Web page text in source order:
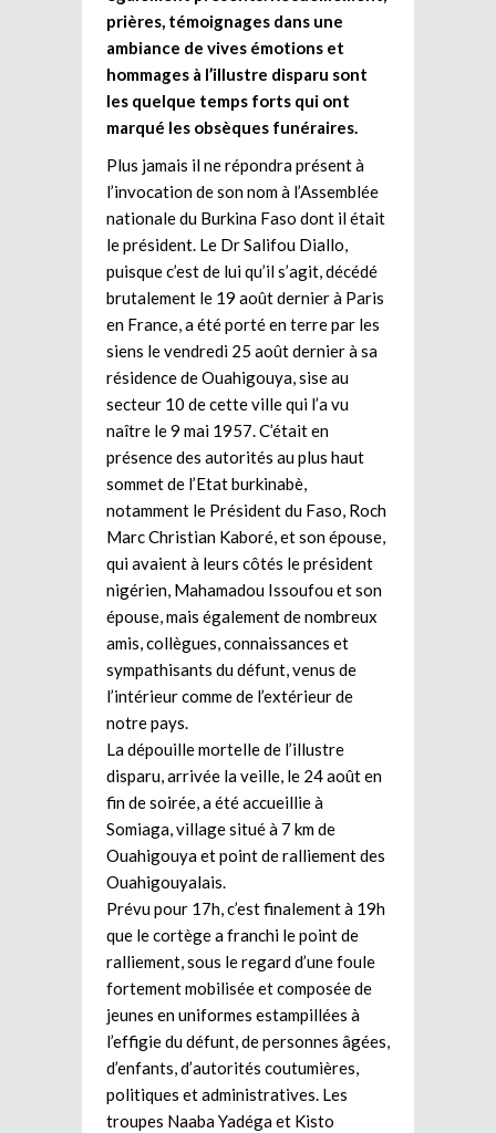
prières, témoignages dans une
ambiance de vives émotions et
hommages à l’illustre disparu sont
les quelque temps forts qui ont
marqué les obsèques funéraires.
Plus jamais il ne répondra présent à
l’invocation de son nom à l’Assemblée
nationale du Burkina Faso dont il était
le président. Le Dr Salifou Diallo,
puisque c’est de lui qu’il s’agit, décédé
brutalement le 19 août dernier à Paris
en France, a été porté en terre par les
siens le vendredi 25 août dernier à sa
résidence de Ouahigouya, sise au
secteur 10 de cette ville qui l’a vu
naître le 9 mai 1957. C’était en
présence des autorités au plus haut
sommet de l’Etat burkinabè,
notamment le Président du Faso, Roch
Marc Christian Kaboré, et son épouse,
qui avaient à leurs côtés le président
nigérien, Mahamadou Issoufou et son
épouse, mais également de nombreux
amis, collègues, connaissances et
sympathisants du défunt, venus de
l’intérieur comme de l’extérieur de
notre pays.
La dépouille mortelle de l’illustre
disparu, arrivée la veille, le 24 août en
fin de soirée, a été accueillie à
Somiaga, village situé à 7 km de
Ouahigouya et point de ralliement des
Ouahigouyalais.
Prévu pour 17h, c’est finalement à 19h
que le cortège a franchi le point de
ralliement, sous le regard d’une foule
fortement mobilisée et composée de
jeunes en uniformes estampillées à
l’effigie du défunt, de personnes âgées,
d’enfants, d’autorités coutumières,
politiques et administratives. Les
troupes Naaba Yadéga et Kisto